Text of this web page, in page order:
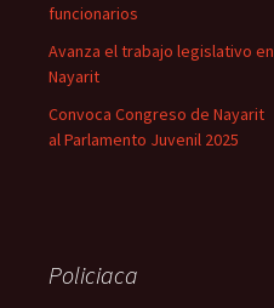
funcionarios
Avanza el trabajo legislativo en
Nayarit
Convoca Congreso de Nayarit
al Parlamento Juvenil 2025
Policiaca